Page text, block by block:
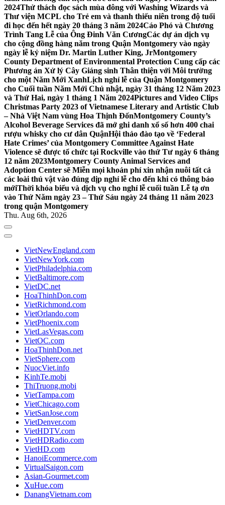
2024Thử thách đọc sách mùa đông với Washing Wizards và
Thư viện MCPL cho Trẻ em và thanh thiếu niên trong độ tuổi
đi học đến hết ngày 20 tháng 3 năm 2024Cáo Phó và Chương
Trình Tang Lễ của Ông Đinh Văn CươngCác dự án dịch vụ
cho cộng đồng hàng năm trong Quận Montgomery vào ngày
ngày lễ kỷ niệm Dr. Martin Luther King, JrMontgomery
County Department of Environmental Protection Cung cấp các
Phương án Xử lý Cây Giáng sinh Thân thiện với Môi trường
cho một Năm Mới XanhLịch nghỉ lễ của Quận Montgomery
cho Cuối tuần Năm Mới Chủ nhật, ngày 31 tháng 12 Năm 2023
và Thứ Hai, ngày 1 tháng 1 Năm 2024Pictures and Video Clips
Christmas Party 2023 of Vietnamese Literary and Artistic Club
– Nhà Việt Nam vùng Hoa Thịnh ĐốnMontgomery County’s
Alcohol Beverage Services đã mở ghi danh xổ số hơn 400 chai
rượu whisky cho cư dân QuậnHội thảo đào tạo về ‘Federal
Hate Crimes’ của Montgomery Committee Against Hate
Violence sẽ được tổ chức tại Rockville vào thứ Tư ngày 6 tháng
12 năm 2023Montgomery County Animal Services and
Adoption Center sẽ Miễn mọi khoản phí xin nhận nuôi tất cả
các loài thú vật vào đúng dịp nghỉ lễ cho đến khi có thông báo
mớiThời khóa biểu và dịch vụ cho nghỉ lễ cuối tuần Lễ tạ ơn
vào Thứ Năm ngày 23 – Thứ Sáu ngày 24 tháng 11 năm 2023
trong quận Montgomery
Thu. Aug 6th, 2026
VietNewEngland.com
VietNewYork.com
VietPhiladelphia.com
VietBaltimore.com
VietDC.net
HoaThinhDon.com
VietRichmond.com
VietOrlando.com
VietPhoenix.com
VietLasVegas.com
VietOC.com
HoaThinhDon.net
VietSphere.com
NuocViet.info
KinhTe.mobi
ThiTruong.mobi
VietTampa.com
VietChicago.com
VietSanJose.com
VietDenver.com
VietHDTV.com
VietHDRadio.com
VietHD.com
HanoiEcommerce.com
VirtualSaigon.com
Asian-Gourmet.com
XuHue.com
DanangVietnam.com